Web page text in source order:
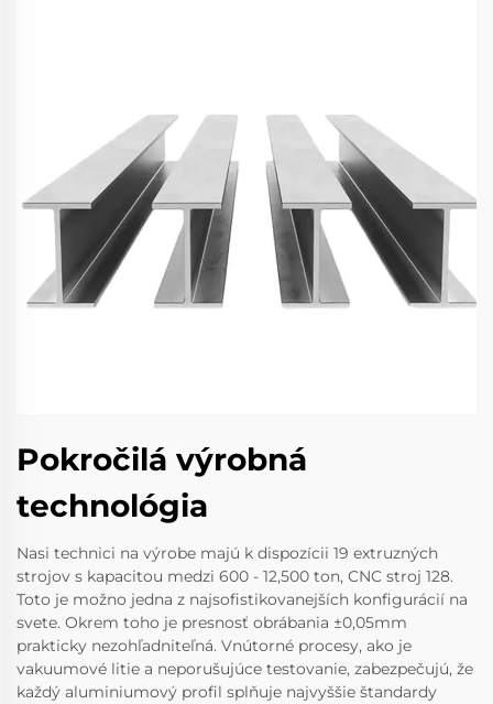
Pokročilá výrobná
technológia
Nasi technici na výrobe majú k dispozícii 19 extruzných
strojov s kapacitou medzi 600 - 12,500 ton, CNC stroj 128.
Toto je možno jedna z najsofistikovanejších konfigurácií na
svete. Okrem toho je presnosť obrábania ±0,05mm
prakticky nezohľadniteľná. Vnútorné procesy, ako je
vakuumové litie a neporušujúce testovanie, zabezpečujú, že
každý aluminiumový profil splňuje najvyššie štandardy